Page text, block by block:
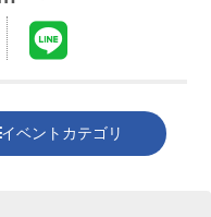
Facebook
る
イベントカテゴリ